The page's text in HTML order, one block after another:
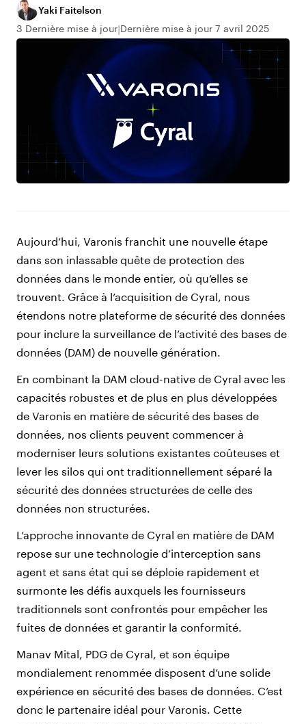
Yaki Faitelson
3 Dernière mise à jour Dernière mise à jour 7 avril 2025
Aujourd’hui, Varonis franchit une nouvelle étape
dans son inlassable quête de protection des
données dans le monde entier, où qu’elles se
trouvent. Grâce à l’acquisition de Cyral, nous
étendons notre plateforme de sécurité des données
pour inclure la surveillance de l’activité des bases de
données (DAM) de nouvelle génération.
En combinant la DAM cloud-native de Cyral avec les
capacités robustes et de plus en plus développées
de Varonis en matière de sécurité des bases de
données, nos clients peuvent commencer à
moderniser leurs solutions existantes coûteuses et
lever les silos qui ont traditionnellement séparé la
sécurité des données structurées de celle des
données non structurées.
L’approche innovante de Cyral en matière de DAM
repose sur une technologie d’interception sans
agent et sans état qui se déploie rapidement et
surmonte les défis auxquels les fournisseurs
traditionnels sont confrontés pour empêcher les
fuites de données et garantir la conformité.
Manav Mital, PDG de Cyral, et son équipe
mondialement renommée disposent d’une solide
expérience en sécurité des bases de données. C’est
donc le partenaire idéal pour Varonis. Cette